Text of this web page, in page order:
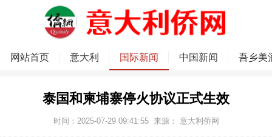
网站首页 意大利 国际新闻 中国新闻 吾乡美
泰国和柬埔寨停火协议正式生效
时间：2025-07-29 09:41:55 来源： 意大利侨网